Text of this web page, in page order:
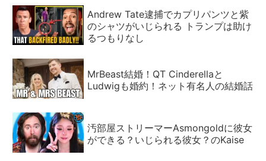
Andrew Tate逮捕でカプリパンツと紫
のシャツがいじられる トランプは助け
るつもりなし
MrBeast結婚！QT Cinderellaと
Ludwigも婚約！ネット有名人の結婚話
汚部屋ストリーマーAsmongoldに彼女
ができる？いじられる彼女？のKaise